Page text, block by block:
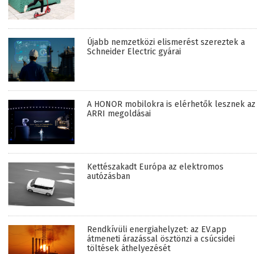
Újabb nemzetközi elismerést szereztek a
Schneider Electric gyárai
A HONOR mobilokra is elérhetők lesznek az
ARRI megoldásai
Kettészakadt Európa az elektromos
autózásban
Rendkívüli energiahelyzet: az EV.app
átmeneti árazással ösztönzi a csúcsidei
töltések áthelyezését